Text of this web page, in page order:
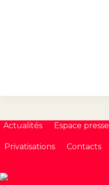
Actualités Espace presse
Privatisations Contacts